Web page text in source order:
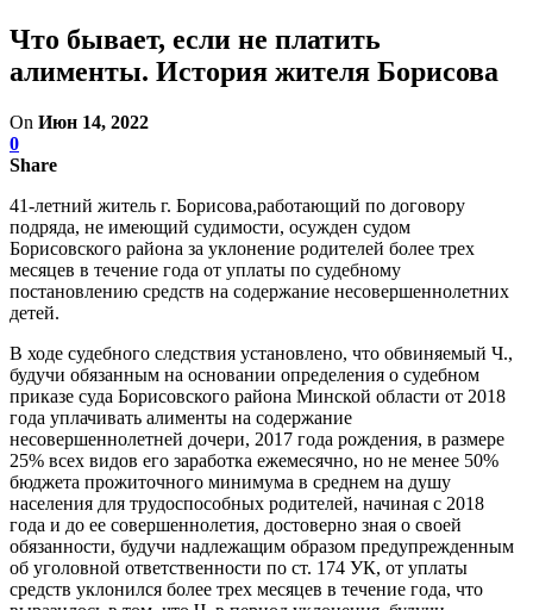
Что бывает, если не платить
алименты. История жителя Борисова
On Июн 14, 2022
0
Share
41-летний житель г. Борисова,работающий по договору
подряда, не имеющий судимости, осужден судом
Борисовского района за уклонение родителей более трех
месяцев в течение года от уплаты по судебному
постановлению средств на содержание несовершеннолетних
детей.
В ходе судебного следствия установлено, что обвиняемый Ч.,
будучи обязанным на основании определения о судебном
приказе суда Борисовского района Минской области от 2018
года уплачивать алименты на содержание
несовершеннолетней дочери, 2017 года рождения, в размере
25% всех видов его заработка ежемесячно, но не менее 50%
бюджета прожиточного минимума в среднем на душу
населения для трудоспособных родителей, начиная с 2018
года и до ее совершеннолетия, достоверно зная о своей
обязанности, будучи надлежащим образом предупрежденным
об уголовной ответственности по ст. 174 УК, от уплаты
средств уклонился более трех месяцев в течение года, что